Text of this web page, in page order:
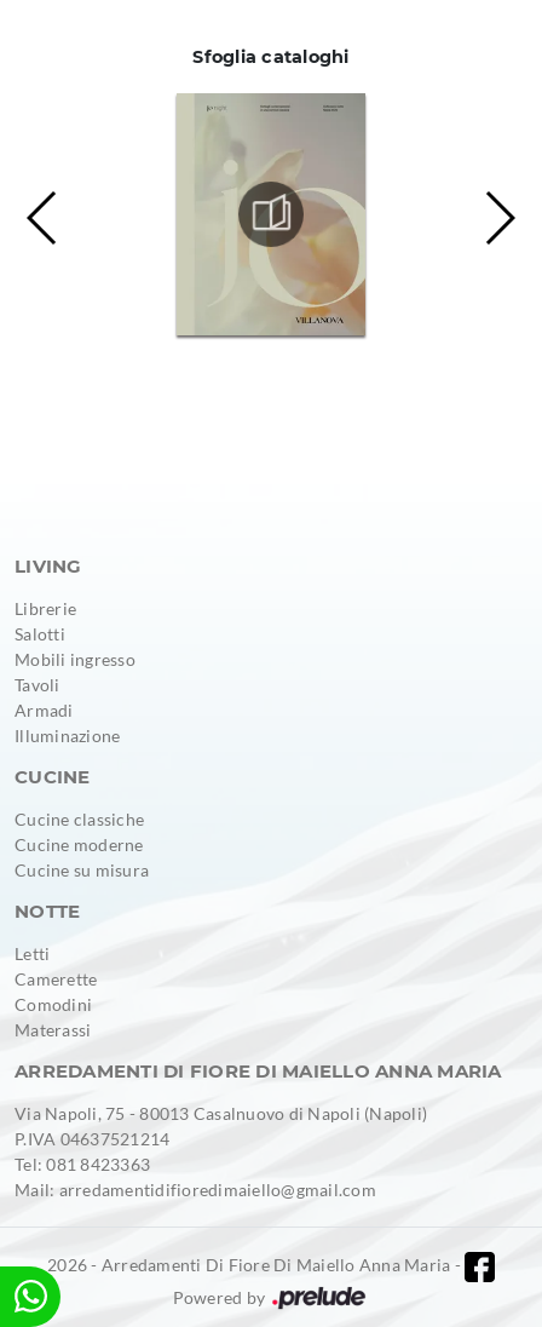
Sfoglia cataloghi
LIVING
Librerie
Salotti
Mobili ingresso
Tavoli
Armadi
Illuminazione
CUCINE
Cucine classiche
Cucine moderne
Cucine su misura
NOTTE
Letti
Camerette
Comodini
Materassi
ARREDAMENTI DI FIORE DI MAIELLO ANNA MARIA
Via Napoli, 75 - 80013 Casalnuovo di Napoli (Napoli)
P.IVA 04637521214
Tel: 081 8423363
Mail: arredamentidifioredimaiello@gmail.com
2026 - Arredamenti Di Fiore Di Maiello Anna Maria -
Powered by